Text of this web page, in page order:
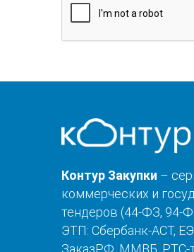
Контур Закупки –
коммерческих и
тендеров (44-ФЗ, 94-
ЭТП: Сбербанк-АСТ,
ЗаказРФ, ММВБ, РТС-